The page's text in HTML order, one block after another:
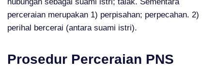
perceraian merupakan 1) perpisahan; perpecahan. 2)
perihal bercerai (antara suami istri).
Prosedur Perceraian PNS